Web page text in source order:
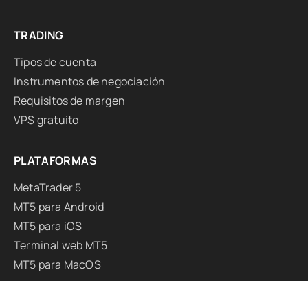
TRADING
Tipos de cuenta
Instrumentos de negociación
Requisitos de margen
VPS gratuito
PLATAFORMAS
MetaTrader 5
MT5 para Android
MT5 para iOS
Terminal web MT5
MT5 para MacOS